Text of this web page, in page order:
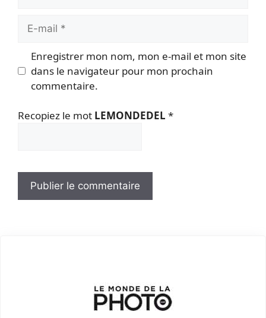
mail
Enregistrer mon nom, mon e-mail et mon site
dans le navigateur pour mon prochain
commentaire.
Recopiez le mot LEMONDEDEL *